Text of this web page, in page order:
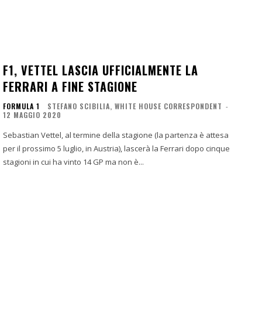
F1, VETTEL LASCIA UFFICIALMENTE LA
FERRARI A FINE STAGIONE
FORMULA 1 STEFANO SCIBILIA, WHITE HOUSE CORRESPONDENT -
12 MAGGIO 2020
Sebastian Vettel, al termine della stagione (la partenza è attesa
per il prossimo 5 luglio, in Austria), lascerà la Ferrari dopo cinque
stagioni in cui ha vinto 14 GP ma non è...